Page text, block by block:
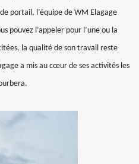
portail, l’équipe de WM Elagage
pouvez l’appeler pour l’une ou la
la qualité de son travail reste
a mis au cœur de ses activités les